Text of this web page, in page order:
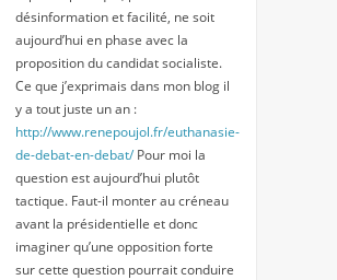
désinformation et facilité, ne soit
aujourd’hui en phase avec la
proposition du candidat socialiste.
Ce que j’exprimais dans mon blog il
y a tout juste un an :
http://www.renepoujol.fr/euthanasie-
de-debat-en-debat/Pour moi la
question est aujourd’hui plutôt
tactique. Faut-il monter au créneau
avant la présidentielle et donc
imaginer qu’une opposition forte
sur cette question pourrait conduire